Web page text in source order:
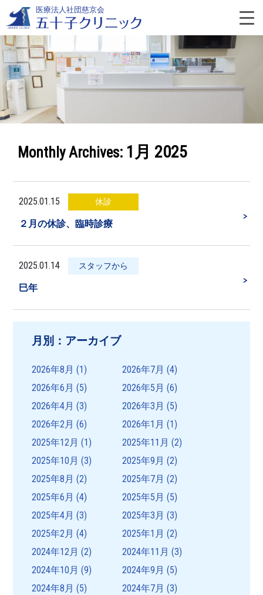
content
医療法人社団慈京会
Monthly Archives: 1月 2025
2025.01.15 休診
２月の休診、臨時診療
＞
2025.01.14 スタッフから
巳年
＞
月別：アーカイブ
2026年8月 (1) 2026年7月 (4)
2026年6月 (5) 2026年5月 (6)
2026年4月 (3) 2026年3月 (5)
2026年2月 (6) 2026年1月 (1)
2025年12月 (1) 2025年11月 (2)
2025年10月 (3) 2025年9月 (2)
2025年8月 (2) 2025年7月 (2)
2025年6月 (4) 2025年5月 (5)
2025年4月 (3) 2025年3月 (3)
2025年2月 (4) 2025年1月 (2)
2024年12月 (2) 2024年11月 (3)
2024年10月 (9) 2024年9月 (5)
2024年8月 (5) 2024年7月 (3)